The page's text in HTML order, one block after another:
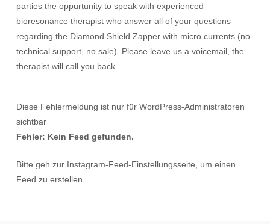
parties the oppurtunity to speak with experienced
bioresonance therapist who answer all of your questions
regarding the Diamond Shield Zapper with micro currents (no
technical support, no sale). Please leave us a voicemail, the
therapist will call you back.
Diese Fehlermeldung ist nur für WordPress-Administratoren
sichtbar
Fehler: Kein Feed gefunden.
Bitte geh zur Instagram-Feed-Einstellungsseite, um einen
Feed zu erstellen.